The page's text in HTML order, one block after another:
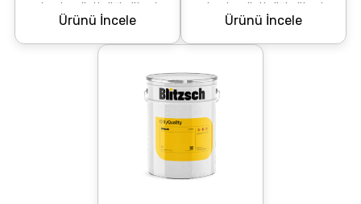
olarak geliştirdiği yüksek
kaliteli akrilik mat boyaları,
Ürünü İncele
olarak geliştirdiği yüksek
kaliteli akrilik yarı mat
Ürünü İncele